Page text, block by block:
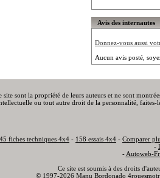
Avis des internautes
Donnez-vous aussi
Aucun avis posté,
site sont la propriété de leurs auteurs et ne sont
ou tout autre droit de la personnalité,
fiches techniques 4x4 - 158 essais 4x4 - Comparer
-
- Autoweb-
Ce site est soumis à des droits
© 1997-2026 Manu Bordonado